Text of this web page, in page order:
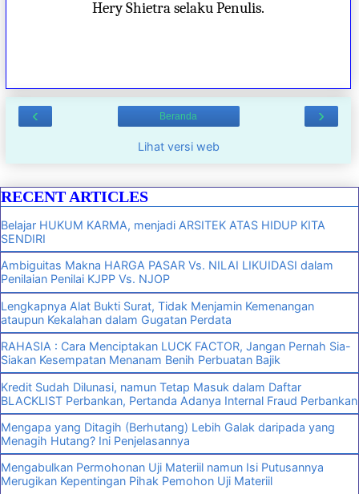
Hery Shietra selaku Penulis.
‹ ›
Beranda
Lihat versi web
RECENT ARTICLES
Belajar HUKUM KARMA, menjadi ARSITEK ATAS HIDUP KITA
SENDIRI
Ambiguitas Makna HARGA PASAR Vs. NILAI LIKUIDASI dalam
Penilaian Penilai KJPP Vs. NJOP
Lengkapnya Alat Bukti Surat, Tidak Menjamin Kemenangan
ataupun Kekalahan dalam Gugatan Perdata
RAHASIA : Cara Menciptakan LUCK FACTOR, Jangan Pernah Sia-
Siakan Kesempatan Menanam Benih Perbuatan Bajik
Kredit Sudah Dilunasi, namun Tetap Masuk dalam Daftar
BLACKLIST Perbankan, Pertanda Adanya Internal Fraud Perbankan
Mengapa yang Ditagih (Berhutang) Lebih Galak daripada yang
Menagih Hutang? Ini Penjelasannya
Mengabulkan Permohonan Uji Materiil namun Isi Putusannya
Merugikan Kepentingan Pihak Pemohon Uji Materiil